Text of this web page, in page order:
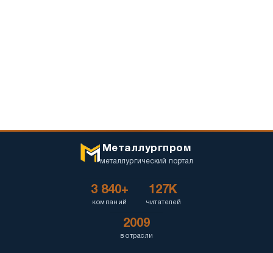
Металлургпром
металлургический портал
3 840+
компаний
127K
читателей
2009
в отрасли